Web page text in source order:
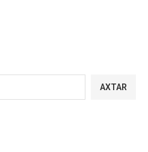
AXTAR